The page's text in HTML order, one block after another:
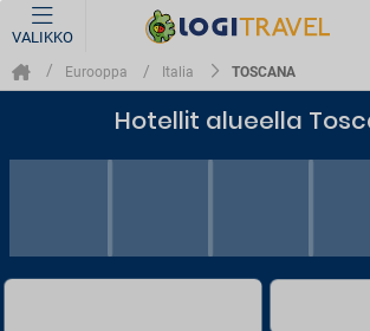
VALIKKO
Eurooppa Italia TOSCANA
Hotellit alueella